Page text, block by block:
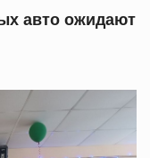
авто ожидают